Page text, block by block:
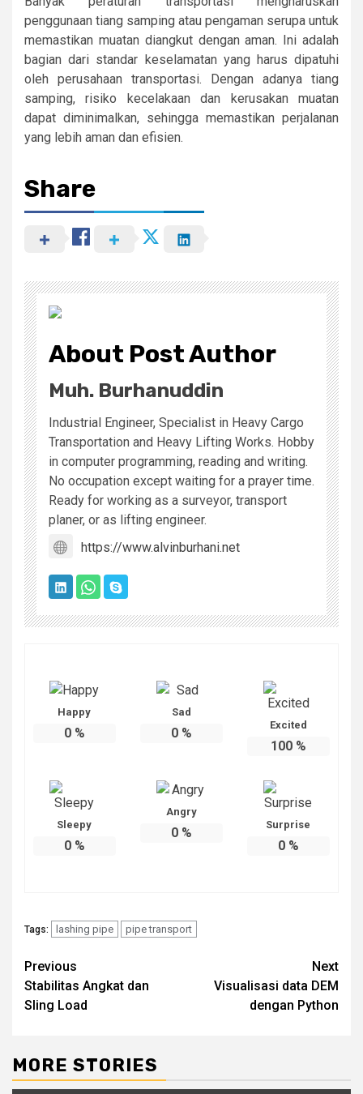
penggunaan tiang samping atau pengaman serupa untuk
memastikan muatan diangkut dengan aman. Ini adalah
bagian dari standar keselamatan yang harus dipatuhi
oleh perusahaan transportasi. Dengan adanya tiang
samping, risiko kecelakaan dan kerusakan muatan
dapat diminimalkan, sehingga memastikan perjalanan
yang lebih aman dan efisien.
Share
About Post Author
Muh. Burhanuddin
Industrial Engineer, Specialist in Heavy Cargo
Transportation and Heavy Lifting Works. Hobby
in computer programming, reading and writing.
No occupation except waiting for a prayer time.
Ready for working as a surveyor, transport
planer, or as lifting engineer.
https://www.alvinburhani.net
Happy
0%
Sad
0%
Excited
100%
Sleepy
0%
Angry
0%
Surprise
0%
Tags: lashing pipe pipe transport
Post
navigation
Previous
Stabilitas Angkat dan
Sling Load
Next
Visualisasi data DEM
dengan Python
MORE STORIES